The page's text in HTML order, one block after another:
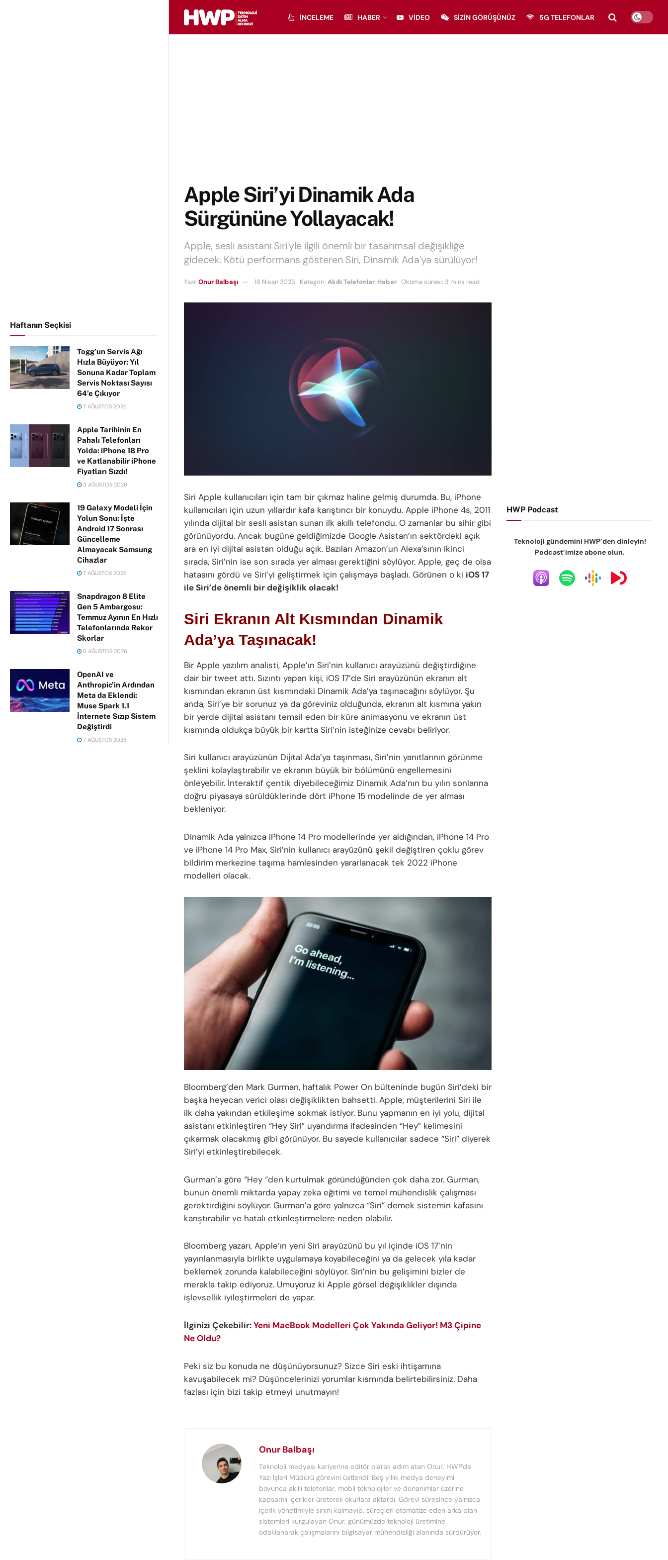
Haftanın Seçkisi
Togg’un Servis Ağı
Hızla Büyüyor: Yıl
Sonuna Kadar Toplam
Servis Noktası Sayısı
64’e Çıkıyor
7 AĞUSTOS 2026
Apple Tarihinin En
Pahalı Telefonları
Yolda: iPhone 18 Pro
ve Katlanabilir iPhone
Fiyatları Sızdı!
3 AĞUSTOS 2026
19 Galaxy Modeli İçin
Yolun Sonu: İşte
Android 17 Sonrası
Güncelleme
Almayacak Samsung
Cihazlar
7 AĞUSTOS 2026
Snapdragon 8 Elite
Gen 5 Ambargosu:
Temmuz Ayının En Hızlı
Telefonlarında Rekor
Skorlar
6 AĞUSTOS 2026
OpenAI ve
Anthropic’in Ardından
Meta da Eklendi:
Muse Spark 1.1
İnternete Sızıp Sistem
Değiştirdi
7 AĞUSTOS 2026
İNCELEME HABER VIDEO SIZIN GÖRÜŞÜNÜZ 5G TELEFONLAR
Apple Siri’yi Dinamik Ada
Sürgününe Yollayacak!
Apple, sesli asistanı Siri'yle ilgili önemli bir tasarımsal değişikliğe
gidecek. Kötü performans gösteren Siri, Dinamik Ada'ya sürülüyor!
Yazı: Onur Balbaşı 18 Nisan 2023 Kategori: Akıllı Telefonlar, Haber Okuma süresi: 3 mins read
Siri Apple kullanıcıları için tam bir çıkmaz haline gelmiş durumda. Bu, iPhone
kullanıcıları için uzun yıllardır kafa karıştırıcı bir konuydu. Apple iPhone 4s, 2011
yılında dijital bir sesli asistan sunan ilk akıllı telefondu. O zamanlar bu sihir gibi
görünüyordu. Ancak bugüne geldiğimizde Google Asistan’ın sektördeki açık
ara en iyi dijital asistan olduğu açık. Bazıları Amazon’un Alexa’sının ikinci
sırada, Siri’nin ise son sırada yer alması gerektiğini söylüyor. Apple, geç de olsa
hatasını gördü ve Siri’yi geliştirmek için çalışmaya başladı. Görünen o ki iOS 17
ile Siri’de önemli bir değişiklik olacak!
Siri Ekranın Alt Kısmından Dinamik
Ada’ya Taşınacak!
Bir Apple yazılım analisti, Apple’ın Siri’nin kullanıcı arayüzünü değiştirdiğine
dair bir tweet attı. Sızıntı yapan kişi, iOS 17’de Siri arayüzünün ekranın alt
kısmından ekranın üst kısmındaki Dinamik Ada’ya taşınacağını söylüyor. Şu
anda, Siri’ye bir sorunuz ya da göreviniz olduğunda, ekranın alt kısmına yakın
bir yerde dijital asistanı temsil eden bir küre animasyonu ve ekranın üst
kısmında oldukça büyük bir kartta Siri’nin isteğinize cevabı beliriyor.
Siri kullanıcı arayüzünün Dijital Ada’ya taşınması, Siri’nin yanıtlarının görünme
şeklini kolaylaştırabilir ve ekranın büyük bir bölümünü engellemesini
önleyebilir. İnteraktif çentik diyebileceğimiz Dinamik Ada’nın bu yılın sonlarına
doğru piyasaya sürüldüklerinde dört iPhone 15 modelinde de yer alması
bekleniyor.
Dinamik Ada yalnızca iPhone 14 Pro modellerinde yer aldığından, iPhone 14 Pro
ve iPhone 14 Pro Max, Siri’nin kullanıcı arayüzünü şekil değiştiren çoklu görev
bildirim merkezine taşıma hamlesinden yararlanacak tek 2022 iPhone
modelleri olacak.
Bloomberg’den Mark Gurman, haftalık Power On bülteninde bugün Siri’deki bir
başka heyecan verici olası değişiklikten bahsetti. Apple, müşterilerini Siri ile
ilk daha yakından etkileşime sokmak istiyor. Bunu yapmanın en iyi yolu, dijital
asistanı etkinleştiren “Hey Siri” uyandırma ifadesinden “Hey” kelimesini
çıkarmak olacakmış gibi görünüyor. Bu sayede kullanıcılar sadece “Siri” diyerek
Siri’yi etkinleştirebilecek.
Gurman’a göre “Hey “den kurtulmak göründüğünden çok daha zor. Gurman,
bunun önemli miktarda yapay zeka eğitimi ve temel mühendislik çalışması
gerektirdiğini söylüyor. Gurman’a göre yalnızca “Siri” demek sistemin kafasını
karıştırabilir ve hatalı etkinleştirmelere neden olabilir.
Bloomberg yazarı, Apple’ın yeni Siri arayüzünü bu yıl içinde iOS 17’nin
yayınlanmasıyla birlikte uygulamaya koyabileceğini ya da gelecek yıla kadar
beklemek zorunda kalabileceğini söylüyor. Siri’nin bu gelişimini bizler de
merakla takip ediyoruz. Umuyoruz ki Apple görsel değişiklikler dışında
işlevsellik iyileştirmeleri de yapar.
İlginizi Çekebilir:Yeni MacBook Modelleri Çok Yakında Geliyor! M3 Çipine
Ne Oldu?
Peki siz bu konuda ne düşünüyorsunuz? Sizce Siri eski ihtişamına
kavuşabilecek mi? Düşüncelerinizi yorumlar kısmında belirtebilirsiniz. Daha
fazlası için bizi takip etmeyi unutmayın!
Onur Balbaşı
Teknoloji medyası kariyerine editör olarak adım atan Onur, HWP'de
Yazı İşleri Müdürü görevini üstlendi. Beş yıllık medya deneyimi
boyunca akıllı telefonlar, mobil teknolojiler ve donanımlar üzerine
kapsamlı içerikler üreterek okurlara aktardı. Görevi süresince yalnızca
içerik yönetimiyle sınırlı kalmayıp, süreçleri otomatize eden arka plan
sistemleri kurgulayan Onur, günümüzde teknoloji üretimine
odaklanarak çalışmalarını bilgisayar mühendisliği alanında sürdürüyor.
HWP Podcast
Teknoloji gündemini HWP’den dinleyin!
Podcast’imize abone olun.